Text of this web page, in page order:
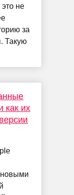
не
за
Такую
как их
новыми